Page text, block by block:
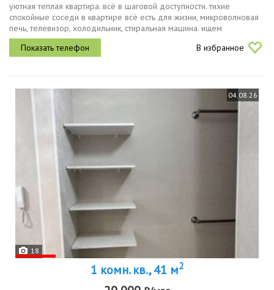
уютная теплая квартира. всё в шаговой доступности. тихие
спокойные соседи в квартире всё есть для жизни, микроволновая
печь, телевизор, холодильник, стиральная машина. ищем
добропорядочных квартирантов, не любителей вечеринок на
квартире
В избранное
04.08.26
18
1 комн. кв., 41 м2